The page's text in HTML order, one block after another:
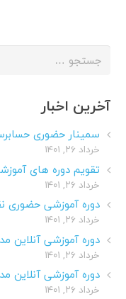
جستجو
آخرین اخبار
سمینار حضوری
خرداد ۲۶, ۱۴۰۱
تقویم دوره های آموزشی
خرداد ۲۶, ۱۴۰۱
دوره آموزشی حضوری
خرداد ۲۶, ۱۴۰۱
دوره آموزشی آنلاین
خرداد ۲۶, ۱۴۰۱
دوره آموزشی آنلاین
خرداد ۲۶, ۱۴۰۱